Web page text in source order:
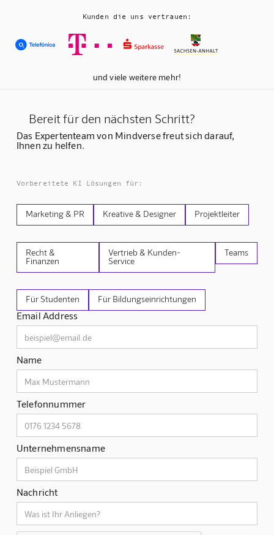
Kunden die uns vertrauen:
und viele weitere mehr!
Bereit für den nächsten Schritt?
Das Expertenteam von Mindverse freut sich darauf,
Ihnen zu helfen.
Vorbereitete KI Lösungen für:
Marketing & PR Kreative & Designer Projektleiter
Recht &
Finanzen
Vertrieb & Kunden-
Service
Teams
Für Studenten Für Bildungseinrichtungen
Email Address
Name
Telefonnummer
Unternehmensname
Nachricht